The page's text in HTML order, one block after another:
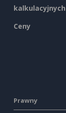
kalkulacyjnych
Ceny
Prawny